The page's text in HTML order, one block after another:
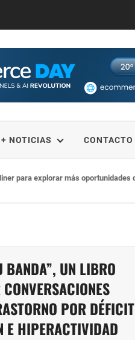
+ NOTICIAS CONTACTO
gestión financiera de impacto
BANDA”, UN LIBRO
POR DÉFICIT
E HIPERACTIVIDAD